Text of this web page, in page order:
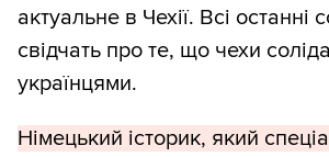
актуальне в Чехії. Всі останні
свідчать про те, що чехи
українцями.
Німецький історик, який